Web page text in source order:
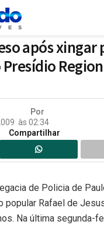
após xingar
Por
às 02:34
Compartilhar
de Policia de
popular Rafael de
Na última segunda-